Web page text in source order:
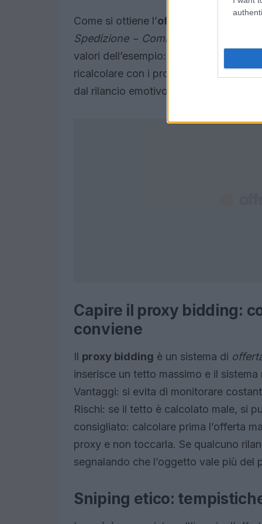
Come si ottiene l’offerta massima ?
Spedizione − Commissioni fisse −
valori dell’esempio: (120 − 9,90 − 1,50
ricalcolare con i propri numeri
dal rilancio emotivo.
Capire il proxy bidding:
conviene
Il proxy bidding è un sistema di
inserisce un tetto massimo e il
Vantaggi: si evita di monitorare
Rischi: se il tetto è calcolato male, si
consigliato: calcolare prima l’offerta
proxy e non toccarla. Se qualcuno
segnalando che l’oggetto vale più del
Sniping etico: